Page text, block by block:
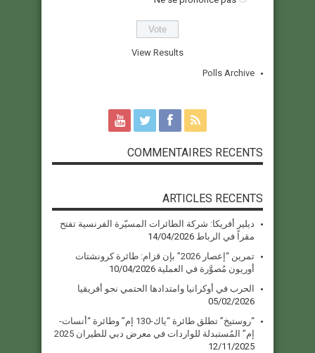
View Results
Polls Archive
COMMENTAIRES RECENTS
ARTICLES RECENTS
ديلير أفريكا: شركة الطائرات المسيّرة الفرنسية تفتح
مقراً في الرباط 14/04/2026
تمرين “إعصار 2026” بإن قزام: طائرة كرونشتات
أوريون مُصوَّرة في العملية 10/04/2026
الحرب في أوكرانيا وامتدادها الحتمي نحو أفريقيا
05/02/2026
“روستيخ” تطلق طائرة “ياك-130 إم” وطائرة “أنسات-
إم” المُستبدلة للواردات في معرض دبي للطيران 2025
12/11/2025